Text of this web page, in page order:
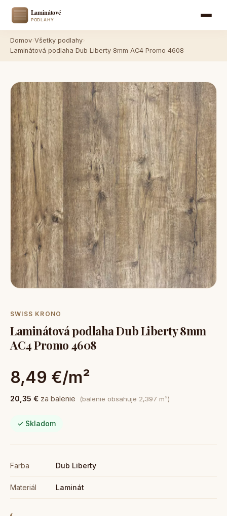
Domov Všetky podlahy
Laminátová podlaha Dub Liberty 8mm AC4 Promo 4608
SWISS KRONO
Laminátová podlaha Dub Liberty 8mm
AC4 Promo 4608
8,49 €/m²
20,35 € za balenie (balenie obsahuje 2,397 m²)
✓ Skladom
Farba Dub Liberty
Materiál Laminát